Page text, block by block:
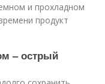
и прохладном
продукт
– острый